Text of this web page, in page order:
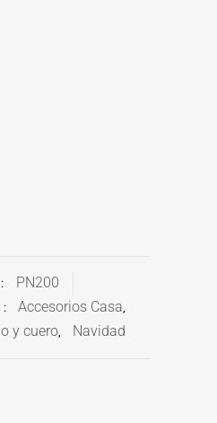
PN200
Accesorios Casa,
y cuero, Navidad